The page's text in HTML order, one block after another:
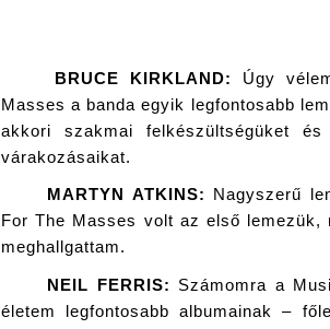
BRUCE KIRKLAND:
Úgy
Masses a banda egyik legfontosabb
akkori szakmai felkészültségüket
várakozásaikat.
MARTYN ATKINS: Nagyszerű
For The Masses volt az első lemezük,
meghallgattam.
NEIL FERRIS: Számomra a
életem legfontosabb albumainak –